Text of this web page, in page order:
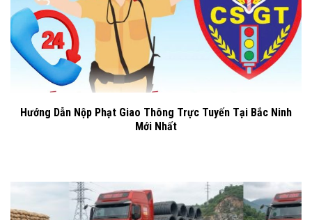
Hướng Dẫn Nộp Phạt Giao Thông Trực Tuyến Tại Bắc Ninh
Mới Nhất